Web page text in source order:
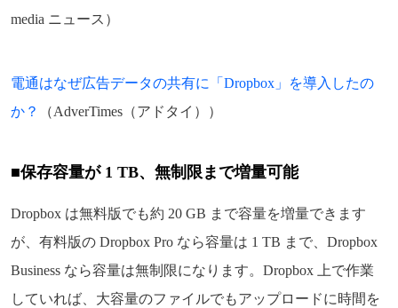
media ニュース）
電通はなぜ広告データの共有に「Dropbox」を導入したの
か？
（AdverTimes（アドタイ））
■保存容量が 1 TB、無制限まで増量可能
Dropbox は無料版でも約 20 GB まで容量を増量できます
が、有料版の Dropbox Pro なら容量は 1 TB まで、Dropbox
Business なら容量は無制限になります。Dropbox 上で作業
していれば、大容量のファイルでもアップロードに時間を